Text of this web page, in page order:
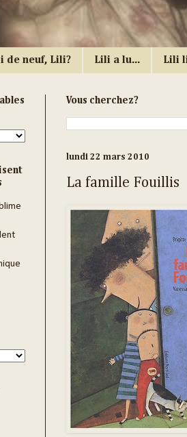
de neuf, Lili? Lili a lu... Lili
Vous cherchez?
lundi 22 mars 2010
La famille Fouillis